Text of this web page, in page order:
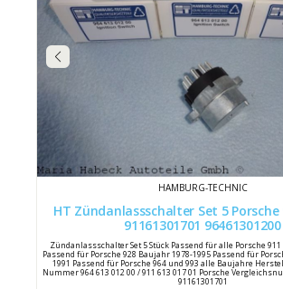
HAMBURG-TECHNIC
HT Zündanlassschalter Set 5 Porsche 911 964 993
91161301701 96461301200
Zündanlassschalter Set 5 Stück Passend für alle Porsche
Passend für Porsche 928 Baujahr 1978-1995 Passend für
1991 Passend für Porsche 964 und 993 alle Baujahre
Nummer 964 613 012 00 / 911 613 017 01 Porsche
91161301701